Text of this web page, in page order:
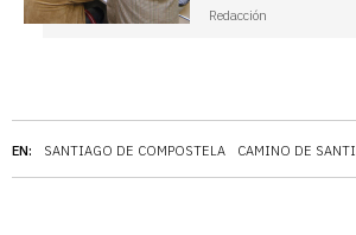
EN: SANTIAGO DE COMPOSTELA CAMINO DE
Redacción